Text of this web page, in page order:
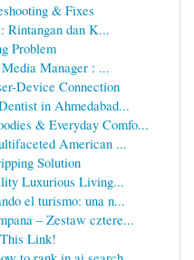
& Fixes
Rintangan dan K...
Problem
Manager : ...
Device Connection
in Ahmedabad...
& Everyday Comfo...
American ...
Solution
Luxurious Living...
el turismo: una n...
– Zestaw cztere...
Link!